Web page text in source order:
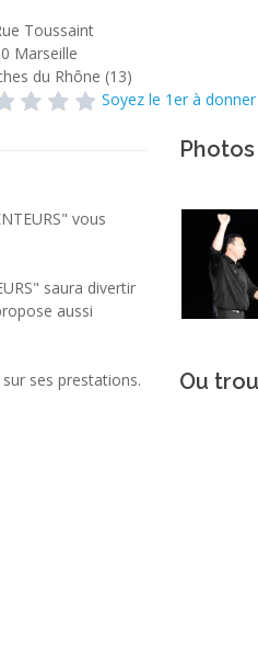
Toussaint
Marseille
du Rhône (13)
Soyez le 1er à
vous
saura divertir
aussi
ses prestations.
Photos
Ou